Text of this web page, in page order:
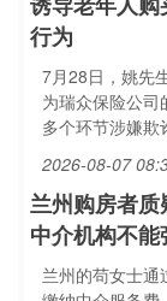
行为
7月28日，姚先
为瑞众保险公司
多个环节涉嫌欺
2026-08-07
兰州购房者质
中介机构不能
兰州的苟女士通